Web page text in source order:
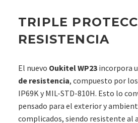
TRIPLE
RESISTENCIA
El nuevo Oukitel WP23 incorpora
de resistencia, compuesto por
IP69K y MIL-STD-810H. Esto lo
pensado para el exterior y
complicados, siendo resistente al